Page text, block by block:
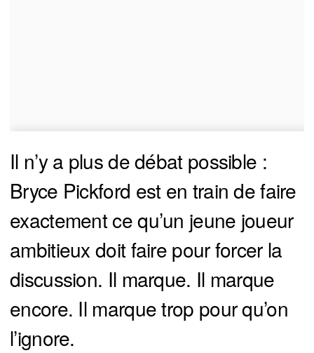
Il n’y a plus de débat possible :
Bryce Pickford est en train de faire
exactement ce qu’un jeune joueur
ambitieux doit faire pour forcer la
discussion. Il marque. Il marque
encore. Il marque trop pour qu’on
l’ignore.